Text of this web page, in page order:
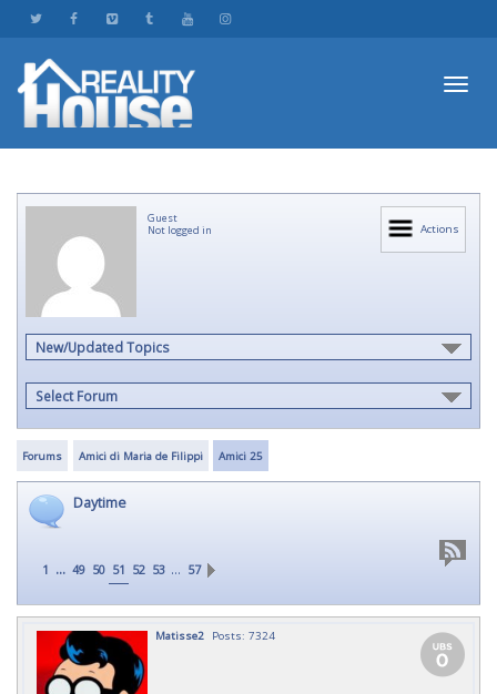
Actions
Guest
Not logged in
New/Updated Topics
Select Forum
Forums Amici di Maria de Filippi Amici 25
Daytime
1 ... 49 50 51 52 53 … 57
Matisse2 Posts: 7324